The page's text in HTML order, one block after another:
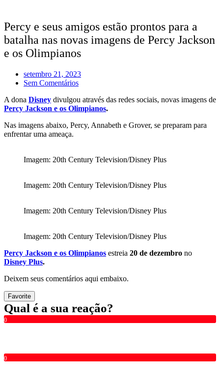
Percy e seus amigos estão prontos para a
batalha nas novas imagens de Percy Jackson
e os Olimpianos
setembro 21, 2023
Sem Comentários
A dona Disney divulgou através das redes sociais, novas imagens de
Percy Jackson e os Olimpianos.
Nas imagens abaixo, Percy, Annabeth e Grover, se preparam para
enfrentar uma ameaça.
Imagem: 20th Century Television/Disney Plus
Imagem: 20th Century Television/Disney Plus
Imagem: 20th Century Television/Disney Plus
Imagem: 20th Century Television/Disney Plus
Percy Jackson e os Olimpianos estreia 20 de dezembro no
Disney Plus.
Deixem seus comentários aqui embaixo.
Favorite
Qual é a sua reação?
0
0